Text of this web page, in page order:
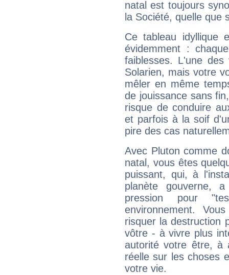
natal est toujours
la Société, quelle que
Ce tableau idyllique
évidemment :
faiblesses. L'une
Solarien, mais votre
mêler en même
de jouissance sans
risque de conduire
et parfois à la soif
pire des cas
Avec Pluton comme
natal, vous êtes
puissant, qui, à
planète gouverne,
pression pour
environnement.
risquer la destruction
vôtre - à vivre plus
autorité votre être, à
réelle sur les choses
votre vie.